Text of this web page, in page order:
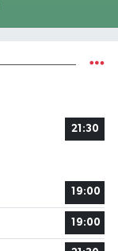
21:30
19:00
19:00